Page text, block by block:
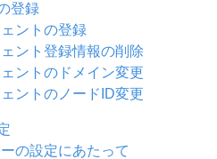
登録
ントの登録
ント登録情報の削除
ントのドメイン変更
ントのノードID変更
の設定にあたって